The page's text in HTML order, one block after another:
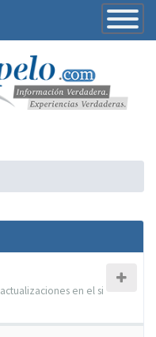
Toggle
en el si